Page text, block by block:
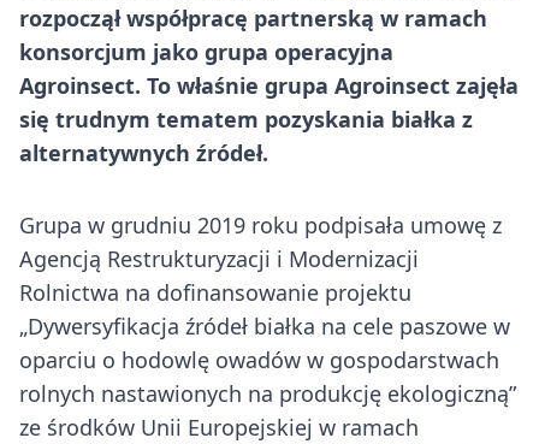
rozpoczął współpracę partnerską w ramach
konsorcjum jako grupa operacyjna
Agroinsect. To właśnie grupa Agroinsect zajęła
się trudnym tematem pozyskania białka z
alternatywnych źródeł.
Grupa w grudniu 2019 roku podpisała umowę z
Agencją Restrukturyzacji i Modernizacji
Rolnictwa na dofinansowanie projektu
„Dywersyfikacja źródeł białka na cele paszowe w
oparciu o hodowlę owadów w gospodarstwach
rolnych nastawionych na produkcję ekologiczną”
ze środków Unii Europejskiej w ramach